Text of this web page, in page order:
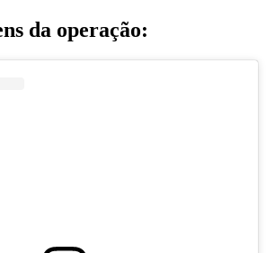
da operação: